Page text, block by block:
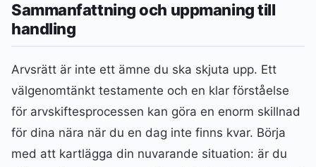
Sammanfattning och uppmaning till
handling
Arvsrätt är inte ett ämne du ska skjuta upp. Ett
välgenomtänkt testamente och en klar förståelse
för arvskiftesprocessen kan göra en enorm skillnad
för dina nära när du en dag inte finns kvar. Börja
med att kartlägga din nuvarande situation: är du